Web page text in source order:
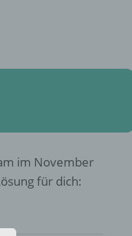
im November
für dich: